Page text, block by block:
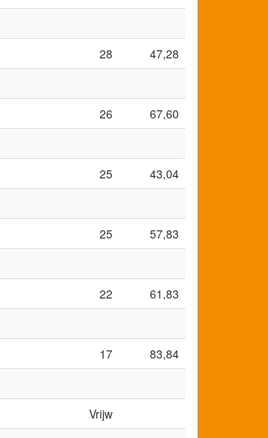
28
47,28
26
67,60
25
43,04
25
57,83
22
61,83
17
83,84
Vrijw